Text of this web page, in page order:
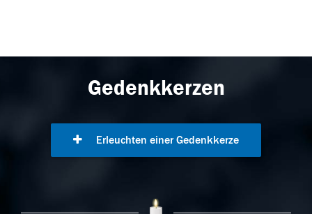
Gedenkkerzen
Erleuchten einer Gedenkkerze